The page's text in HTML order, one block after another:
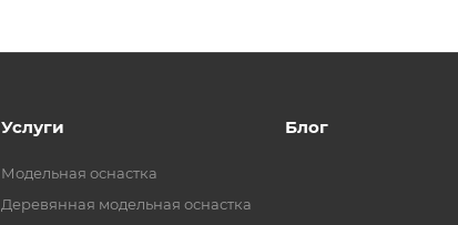
Услуги
Модельная оснастка
Деревянная модельная оснастка
Блог